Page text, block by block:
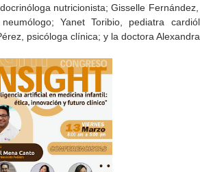
nutricionista; Gisselle
Yanet Toribio, pediatra
psicóloga clínica; y la doctora